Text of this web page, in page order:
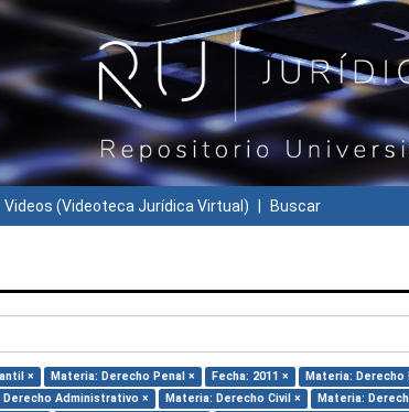
Videos (Videoteca Jurídica Virtual) Buscar
× Materia: Derecho Penal × Fecha: 2011 ×
Materia: Derecho
Administrativo × Materia: Derecho Civil ×
Materia: